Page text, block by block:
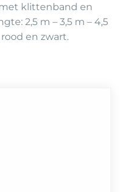
klittenband en
2,5 m – 3,5 m – 4,5
en zwart.